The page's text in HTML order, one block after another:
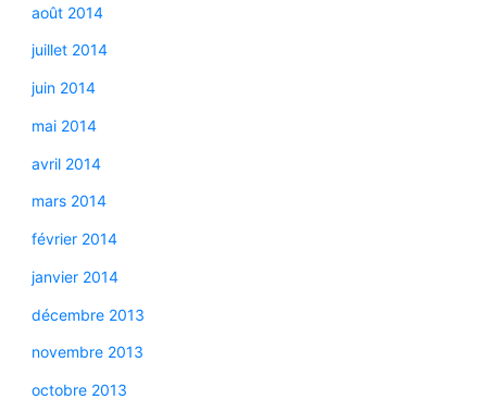
août 2014
juillet 2014
juin 2014
mai 2014
avril 2014
mars 2014
février 2014
janvier 2014
décembre 2013
novembre 2013
octobre 2013